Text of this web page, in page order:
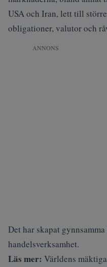
USA och Iran, lett till
obligationer, valutor och
ANNONS
Det har skapat
handelsverksamhet.
Läs mer: Världens